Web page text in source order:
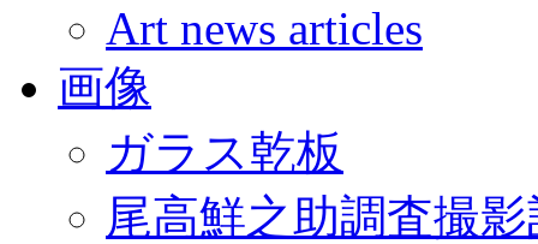
Art news articles
画像
ガラス乾板
尾高鮮之助調査撮